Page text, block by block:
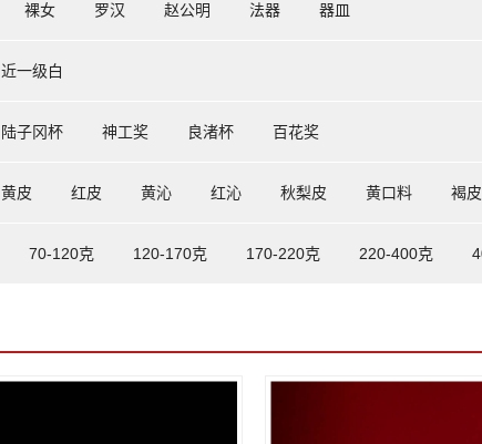
裸女 罗汉 赵公明 法器 器皿
近一级白
陆子冈杯 神工奖 良渚杯 百花奖
黄皮 红皮 黄沁 红沁 秋梨皮 黄口料 褐皮
70-120克 120-170克 170-220克 220-400克